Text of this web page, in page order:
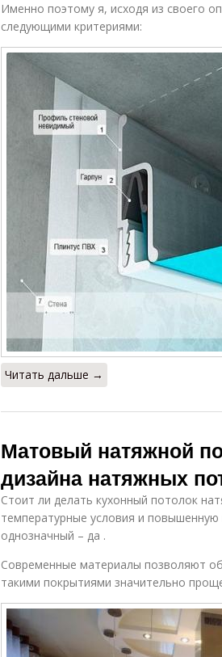
Именно поэтому я, исходя из своего
следующими критериями:
Читать дальше →
Матовый натяжной
дизайна натяжных
Стоит ли делать кухонный потолок
температурные условия и
однозначный – да .
Современные материалы позволяют
такими покрытиями значительно